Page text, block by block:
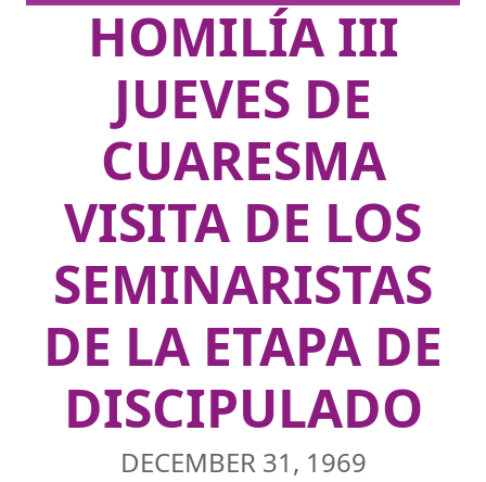
HOMILÍA III
JUEVES DE
CUARESMA
VISITA DE LOS
SEMINARISTAS
DE LA ETAPA DE
DISCIPULADO
DECEMBER 31, 1969